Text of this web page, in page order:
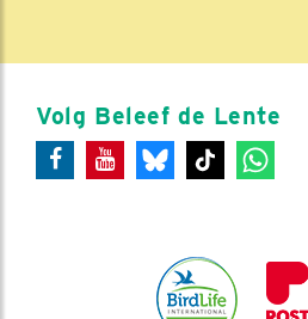
Volg Beleef de Lente